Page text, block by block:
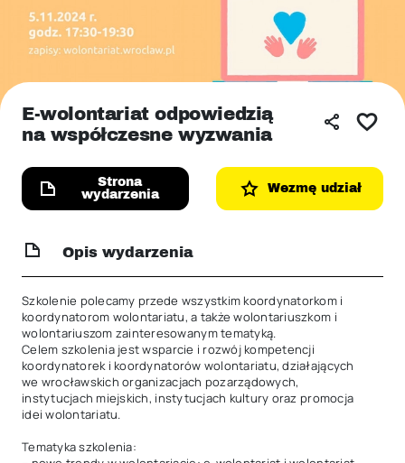
E-wolontariat odpowiedzią
na współczesne wyzwania
Strona
wydarzenia
Wezmę udział
Opis wydarzenia
Szkolenie polecamy przede wszystkim koordynatorkom i
koordynatorom wolontariatu, a także wolontariuszkom i
wolontariuszom zainteresowanym tematyką.
Celem szkolenia jest wsparcie i rozwój kompetencji
koordynatorek i koordynatorów wolontariatu, działających
we wrocławskich organizacjach pozarządowych,
instytucjach miejskich, instytucjach kultury oraz promocja
idei wolontariatu.
Tematyka szkolenia: